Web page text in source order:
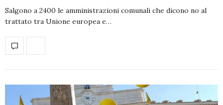
Salgono a 2400 le amministrazioni comunali che dicono no al
trattato tra Unione europea e…